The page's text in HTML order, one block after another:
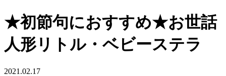
★初節句におすすめ★お世話
人形リトル・ベビーステラ
2021.02.17